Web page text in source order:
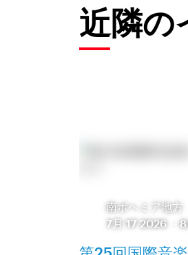
近隣の
南ボヘミア地方
7月 17 2026
-